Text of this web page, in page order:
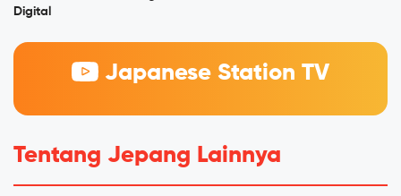
Digital
Japanese Station TV
Tentang Jepang Lainnya